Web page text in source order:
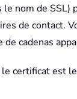
nom de
de contact.
cadenas
certificat est